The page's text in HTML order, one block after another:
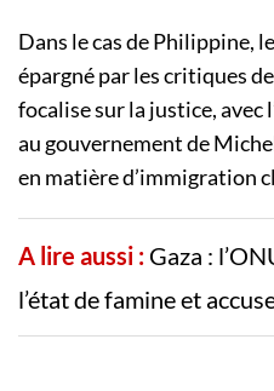
Dans le cas de Philippine,
épargné par les critiques
focalise sur la justice, avec
au gouvernement de
en matière d’immigration
A lire aussi : Gaza :
l’état de famine et